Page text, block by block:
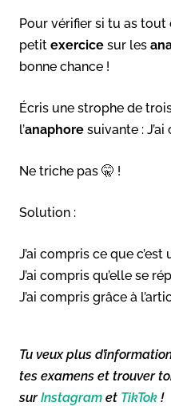
Pour vérifier si tu as
petit exercice sur les
bonne chance !
Écris une strophe de
l’anaphore suivante :
Ne triche pas 🤫 !
Solution :
J’ai compris ce que c’est
J’ai compris qu’elle se
J’ai compris grâce à
Tu veux plus
tes examens et trouver
surInstagram et TikTok !